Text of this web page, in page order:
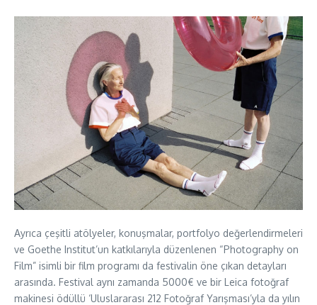
Ayrıca çeşitli atölyeler, konuşmalar, portfolyo değerlendirmeleri
ve Goethe Institut’un katkılarıyla düzenlenen “Photography on
Film” isimli bir film programı da festivalin öne çıkan detayları
arasında. Festival aynı zamanda 5000€ ve bir Leica fotoğraf
makinesi ödüllü ‘Uluslararası 212 Fotoğraf Yarışması’yla da yılın